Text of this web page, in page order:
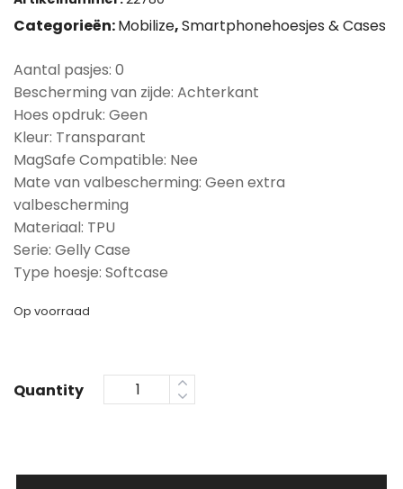
Categorieën:Mobilize,Smartphonehoesjes & Cases
Aantal pasjes: 0
Bescherming van zijde: Achterkant
Hoes opdruk: Geen
Kleur: Transparant
MagSafe Compatible: Nee
Mate van valbescherming: Geen extra
valbescherming
Materiaal: TPU
Serie: Gelly Case
Type hoesje: Softcase
Op voorraad
Quantity